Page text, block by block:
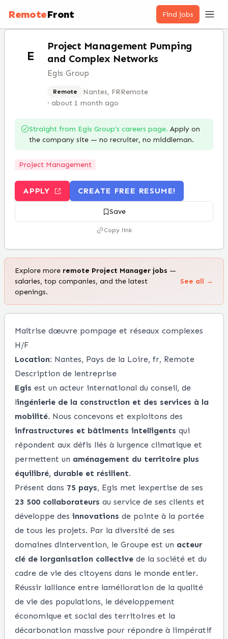
RemoteFront Find jobs
E
Project Management Pumping
and Complex Networks
Egis Group
Remote Nantes, FRRemote
· about 1 month ago
Straight from Egis Group’s careers page. Apply on
the company site — no recruiter, no middleman.
Project Management
APPLY CREATE FREE RESUME!
Save
Copy link
Explore more remote Project Manager jobs —
salaries, top companies, and the latest
openings.
See all →
Maîtrise dœuvre pompage et réseaux complexes
H/F
Location: Nantes, Pays de la Loire, fr, Remote
Description de lentreprise
Egis est un acteur international du conseil, de
lingénierie de la construction et des services à la
mobilité. Nous concevons et exploitons des
infrastructures et bâtiments intelligents qui
répondent aux défis liés à lurgence climatique et
permettent un aménagement du territoire plus
équilibré, durable et résilient.
Présent dans 75 pays, Egis met lexpertise de ses
23 500 collaborateurs au service de ses clients et
développe des innovations de pointe à la portée
de tous les projets. Par la diversité de ses
domaines dintervention, le Groupe est un acteur
clé de lorganisation collective de la société et du
cadre de vie des citoyens dans le monde entier.
Réussir lalliance entre lamélioration de la qualité
de vie des populations, le développement
économique et social des territoires et la
décarbonation massive pour répondre à limpératif